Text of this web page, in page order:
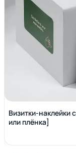
Визитки-наклейки
или плёнка]